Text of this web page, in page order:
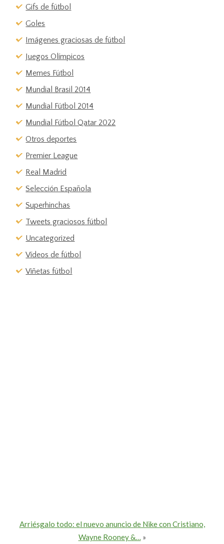
Gifs de fútbol
Goles
Imágenes graciosas de fútbol
Juegos Olímpicos
Memes Fútbol
Mundial Brasil 2014
Mundial Fútbol 2014
Mundial Fútbol Qatar 2022
Otros deportes
Premier League
Real Madrid
Selección Española
Superhinchas
Tweets graciosos fútbol
Uncategorized
Vídeos de fútbol
Viñetas fútbol
Arriésgalo todo: el nuevo anuncio de Nike con Cristiano,
Wayne Rooney &… »